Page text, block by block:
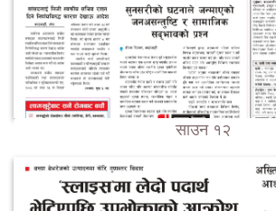
साउन १२